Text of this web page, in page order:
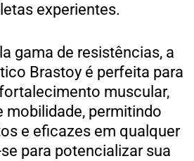
experientes.
gama de resistências, a
Brastoy é perfeita para
muscular,
mobilidade, permitindo
e eficazes em qualquer
se para potencializar sua